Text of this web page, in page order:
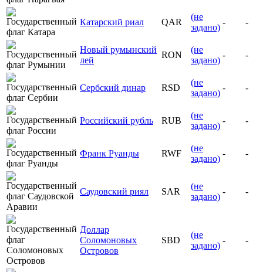
Катарский риал QAR
(не
задано)
- -
Новый румынский
лей
RON
(не
задано)
- -
Сербский динар RSD
(не
задано)
- -
Российский рубль RUB
(не
задано)
- -
Франк Руанды RWF
(не
задано)
- -
Саудовский риял SAR
(не
задано)
- -
Доллар
Соломоновых
Островов
SBD
(не
задано)
- -